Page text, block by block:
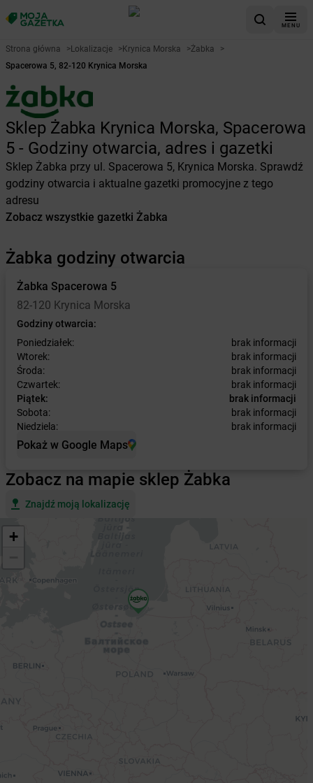
MENU
Strona główna >Lokalizacje >Krynica Morska >Żabka
>
Spacerowa 5, 82-120 Krynica Morska
Sklep Żabka Krynica Morska, Spacerowa
5 - Godziny otwarcia, adres i gazetki
Sklep Żabka przy ul. Spacerowa 5, Krynica Morska. Sprawdź
godziny otwarcia i aktualne gazetki promocyjne z tego
adresu
Zobacz wszystkie gazetki Żabka
Żabka godziny otwarcia
Żabka Spacerowa 5
82-120 Krynica Morska
Godziny otwarcia:
Poniedziałek:
brak informacji
Wtorek:
brak informacji
Środa:
brak informacji
Czwartek:
brak informacji
Piątek:
brak informacji
Sobota:
brak informacji
Niedziela:
brak informacji
Pokaż w Google Maps
Zobacz na mapie sklep Żabka
Znajdź moją lokalizację
+